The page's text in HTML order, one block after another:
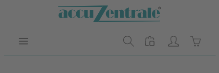
Zum Hauptinhalt springen